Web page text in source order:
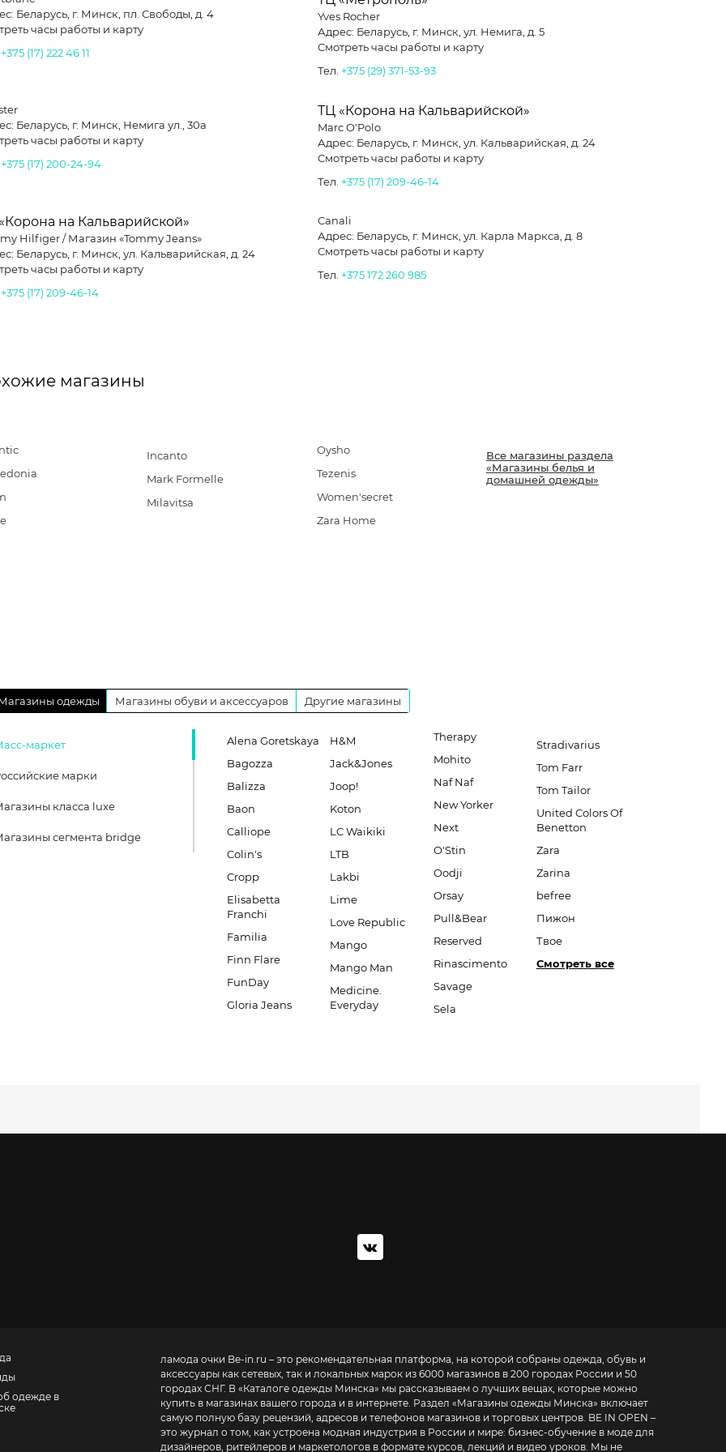
Беларусь, г. Минск, пл. Свободы, д. 4
часы работы и карту
+375 (17) 222 46 11
Yves Rocher
Адрес: Беларусь, г. Минск, ул. Немига, д. 5
Смотреть часы работы и карту
Тел. +375 (29) 371-53-93
Беларусь, г. Минск, Немига ул., 30а
часы работы и карту
+375 (17) 200-24-94
ТЦ «Корона на Кальварийской»
Marc O'Polo
Адрес: Беларусь, г. Минск, ул. Кальварийская, д. 24
Смотреть часы работы и карту
Тел. +375 (17) 209-46-14
на Кальварийской»
Hilfiger / Магазин «Tommy Jeans»
Беларусь, г. Минск, ул. Кальварийская, д. 24
часы работы и карту
+375 (17) 209-46-14
Canali
Адрес: Беларусь, г. Минск, ул. Карла Маркса, д. 8
Смотреть часы работы и карту
Тел. +375 172 260 985
магазины
Incanto
Mark Formelle
Milavitsa
Oysho
Tezenis
Women'secret
Zara Home
Все магазины раздела
«Магазины белья и
домашней одежды»
одежды Магазины обуви и аксессуаров Другие магазины
маркет
марки
класса luxe
сегмента bridge
Alena Goretskaya
Bagozza
Balizza
Baon
Calliope
Colin's
Cropp
Elisabetta
Franchi
Familia
Finn Flare
FunDay
Gloria Jeans
H&M
Jack&Jones
Joop!
Koton
LC Waikiki
LTB
Lakbi
Lime
Love Republic
Mango
Mango Man
Medicine.
Everyday
Therapy
Mohito
Naf Naf
New Yorker
Next
O'Stin
Oodji
Orsay
Pull&Bear
Reserved
Rinascimento
Savage
Sela
Stradivarius
Tom Farr
Tom Tailor
United Colors Of
Benetton
Zara
Zarina
befree
Пижон
Твое
Смотреть все
одежде в
ламода очки Be-in.ru – это рекомендательная платформа, на которой собраны одежда, обувь и
аксессуары как сетевых, так и локальных марок из 6000 магазинов в 200 городах России и 50
городах СНГ. В «Каталоге одежды Минска» мы рассказываем о лучших вещах, которые можно
купить в магазинах вашего города и в интернете. Раздел «Магазины одежды Минска» включает
самую полную базу рецензий, адресов и телефонов магазинов и торговых центров. BE IN OPEN –
это журнал о том, как устроена модная индустрия в России и мире: бизнес-обучение в моде для
дизайнеров, ритейлеров и маркетологов в формате курсов, лекций и видео уроков. Мы не